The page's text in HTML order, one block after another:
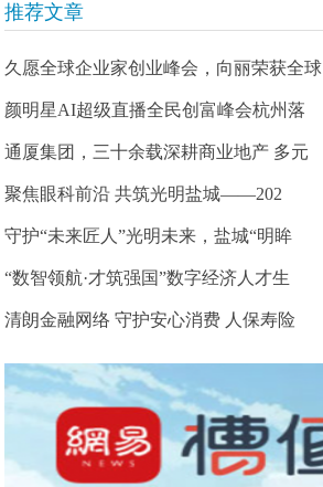
推荐文章
久愿全球企业家创业峰会，向丽荣获全球
颜明星AI超级直播全民创富峰会杭州落
通厦集团，三十余载深耕商业地产 多元
聚焦眼科前沿 共筑光明盐城——202
守护“未来匠人”光明未来，盐城“明眸
“数智领航·才筑强国”数字经济人才生
清朗金融网络 守护安心消费 人保寿险